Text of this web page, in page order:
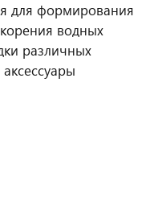
для формирования
водных
различных